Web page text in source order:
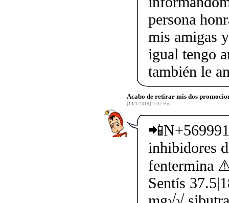
persona
mis amigas
igual tengo
también le
Acabo de retirar mis dos
[14/1/2019] 4:07 Hrs.
inhibidores
fentermina
Sentís